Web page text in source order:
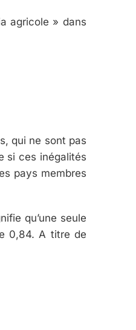
agricole » dans
qui ne sont pas
si ces inégalités
pays membres
qu’une seule
0,84. A titre de